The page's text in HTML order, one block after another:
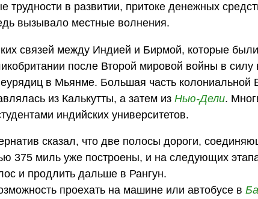
в развитии, притоке денежных
вызывало местные волнения.
связей между Индией и Бирмой, которые
после Второй мировой войны в силу
в Мьянме. Большая часть колониальной
из Калькутты, а затем изНью-Дели.
индийских университетов.
сказал, что две полосы дороги,
375 миль уже построены, и на следующих
и продлить дальше в Рангун.
проехать на машине или автобусе в